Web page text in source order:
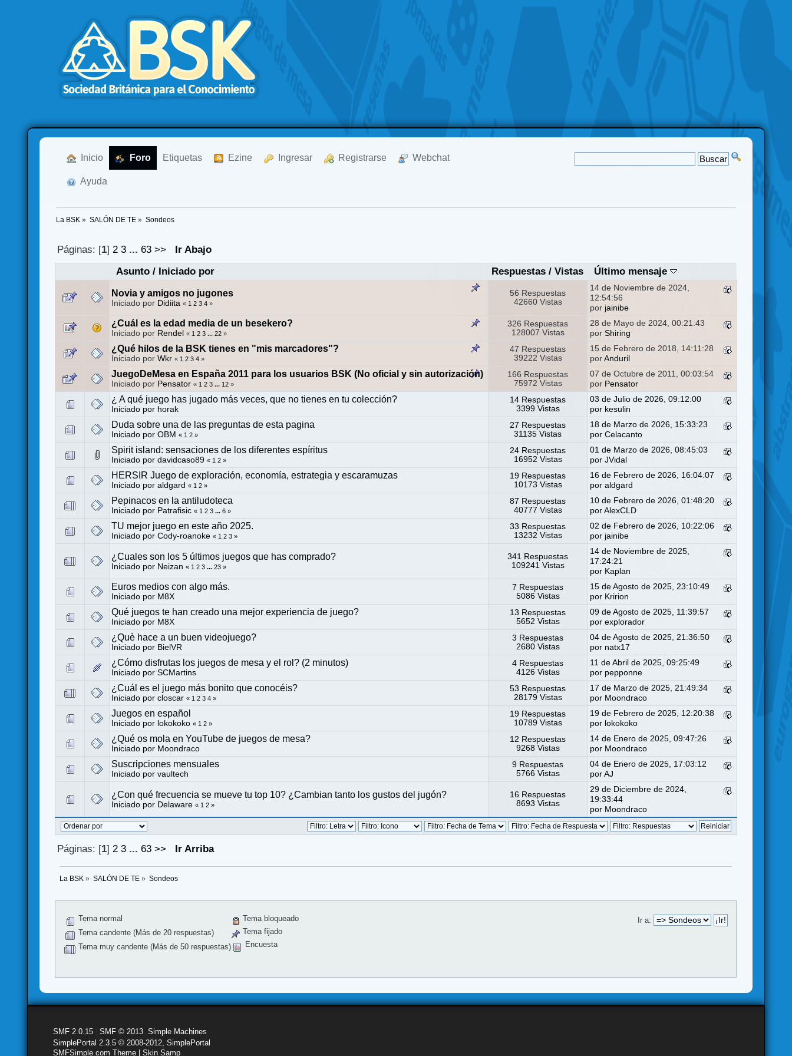
Inicio Foro Etiquetas Ezine Ingresar Registrarse Webchat
Ayuda
La BSK » SALÓN DE TE » Sondeos
Páginas: [1] 2 3 ... 63 >>
Ir Abajo
Asunto/ Iniciado por Respuestas /Vistas Último mensaje
Novia y amigos no jugones
Iniciado por Didiita « 1 2 3 4 »
56 Respuestas
42660 Vistas
14 de Noviembre de 2024,
12:54:56
por jainibe
¿Cuál es la edad media de un besekero?
Iniciado por Rendel « 1 2 3 ...22 »
326 Respuestas
128007 Vistas
28 de Mayo de 2024, 00:21:43
porShiring
¿Qué hilos de la BSK tienes en "mis marcadores"?
Iniciado porWkr « 1 2 3 4 »
47 Respuestas
39222 Vistas
15 de Febrero de 2018, 14:11:28
porAnduril
JuegoDeMesa en España 2011 para los usuarios BSK (No oficial y sin autorización)
Iniciado por Pensator « 1 2 3 ... 12 »
166 Respuestas
75972 Vistas
07 de Octubre de 2011, 00:03:54
por Pensator
¿ A qué juego has jugado más veces, que no tienes en tu colección?
Iniciado por horak
14 Respuestas
3399 Vistas
03 de Julio de 2026, 09:12:00
por kesulin
Duda sobre una de las preguntas de esta pagina
Iniciado porOBM « 1 2 »
27 Respuestas
31135 Vistas
18 de Marzo de 2026, 15:33:23
porCelacanto
Spirit island: sensaciones de los diferentes espíritus
Iniciado pordavidcaso89 « 1 2 »
24 Respuestas
16952 Vistas
01 de Marzo de 2026, 08:45:03
porJVidal
HERSIR Juego de exploración, economía, estrategia y escaramuzas
Iniciado poraldgard « 1 2 »
19 Respuestas
10173 Vistas
16 de Febrero de 2026, 16:04:07
poraldgard
Pepinacos en la antiludoteca
Iniciado por Patrafisic « 1 2 3 ...6 »
87 Respuestas
40777 Vistas
10 de Febrero de 2026, 01:48:20
porAlexCLD
TU mejor juego en este año 2025.
Iniciado porCody-roanoke « 1 2 3 »
33 Respuestas
13232 Vistas
02 de Febrero de 2026, 10:22:06
por jainibe
¿Cuales son los 5 últimos juegos que has comprado?
Iniciado por Neizan « 1 2 3 ...23 »
341 Respuestas
109241 Vistas
14 de Noviembre de 2025,
17:24:21
por Kaplan
Euros medios con algo más.
Iniciado por M8X
7 Respuestas
5086 Vistas
15 de Agosto de 2025, 23:10:49
por Kririon
Qué juegos te han creado una mejor experiencia de juego?
Iniciado por M8X
13 Respuestas
5652 Vistas
09 de Agosto de 2025, 11:39:57
porexplorador
¿Què hace a un buen videojuego?
Iniciado por BielVR
3 Respuestas
2680 Vistas
04 de Agosto de 2025, 21:36:50
por natx17
¿Cómo disfrutas los juegos de mesa y el rol? (2 minutos)
Iniciado porSCMartins
4 Respuestas
4126 Vistas
11 de Abril de 2025, 09:25:49
por pepponne
¿Cuál es el juego más bonito que conocéis?
Iniciado porcloscar « 1 2 3 4 »
53 Respuestas
28179 Vistas
17 de Marzo de 2025, 21:49:34
por Moondraco
Juegos en español
Iniciado por lokokoko « 1 2 »
19 Respuestas
10789 Vistas
19 de Febrero de 2025, 12:20:38
por lokokoko
¿Qué os mola en YouTube de juegos de mesa?
Iniciado por Moondraco
12 Respuestas
9268 Vistas
14 de Enero de 2025, 09:47:26
por Moondraco
Suscripciones mensuales
Iniciado porvaultech
9 Respuestas
5766 Vistas
04 de Enero de 2025, 17:03:12
porAJ
¿Con qué frecuencia se mueve tu top 10? ¿Cambian tanto los gustos del jugón?
Iniciado por Delaware « 1 2 »
16 Respuestas
8693 Vistas
29 de Diciembre de 2024,
19:33:44
por Moondraco
Páginas: [1] 2 3 ... 63 >> Ir Arriba
La BSK » SALÓN DE TE» Sondeos
Ir a:
Tema normal
Tema candente (Más de 20 respuestas)
Tema muy candente (Más de 50 respuestas)
Tema bloqueado
Tema fijado
Encuesta
SMF 2.0.15 |SMF © 2013 ,Simple Machines
SimplePortal 2.3.5 © 2008-2012, SimplePortal
SMFSimple.com Theme | Skin Samp